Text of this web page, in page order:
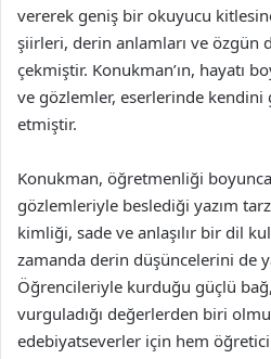
vererek geniş bir okuyucu
şiirleri, derin anlamları ve özgün
çekmiştir. Konukman’ın, hayatı
ve gözlemler, eserlerinde
etmiştir.
Konukman, öğretmenliği
gözlemleriyle beslediği yazım
kimliği, sade ve anlaşılır bir dil
zamanda derin düşüncelerini de
Öğrencileriyle kurduğu güçlü
vurguladığı değerlerden biri
edebiyatseverler için hem